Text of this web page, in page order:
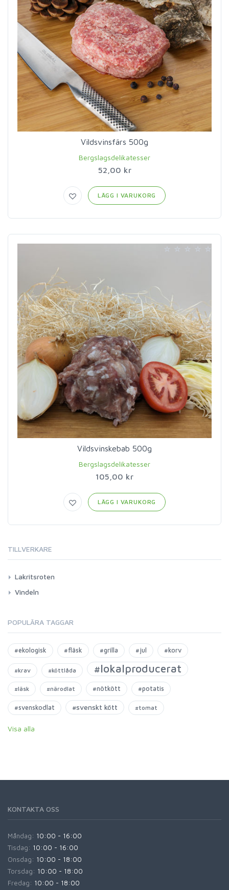
Vildsvinsfärs 500g
Bergslagsdelikatesser
52,00 kr
LÄGG I VARUKORG
Vildsvinskebab 500g
Bergslagsdelikatesser
105,00 kr
LÄGG I VARUKORG
TILLVERKARE
Lakritsroten
Vindeln
POPULÄRA TAGGAR
#ekologisk #fläsk #grilla #jul #korv
#krav #köttlåda #lokalproducerat
#läsk #närodlat #nötkött #potatis
#svenskodlat #svenskt kött #tomat
Visa alla
KONTAKTA OSS
Måndag: 10:00 - 16:00
Tisdag: 10:00 - 16:00
Onsdag: 10:00 - 18:00
Torsdag: 10:00 - 18:00
Fredag: 10:00 - 18:00